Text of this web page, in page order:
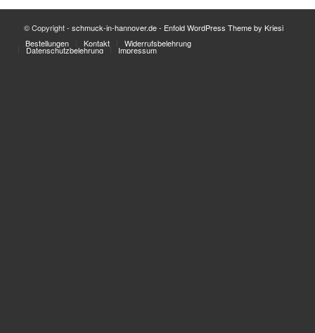
© Copyright - schmuck-in-hannover.de- Enfold WordPress Theme by Kriesi
Bestellungen
Kontakt Widerrufsbelehrung
Datenschutzbelehrung Impressum